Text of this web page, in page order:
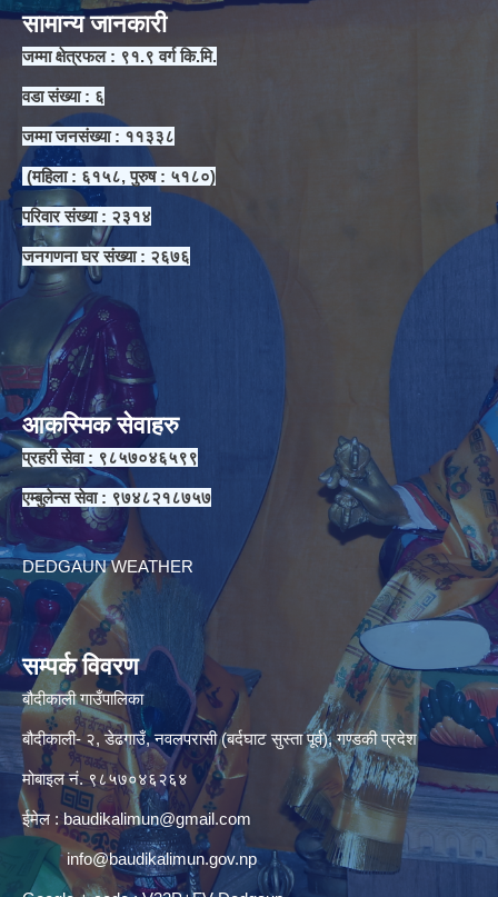
सामान्य जानकारी
जम्मा क्षेत्रफल : ९१.९ वर्ग कि.मि.
वडा संख्या : ६
जम्मा जनसंख्या : ११३३८
(महिला : ६१५८, पुरुष : ५१८०)
परिवार संख्या : २३१४
जनगणना घर संख्या : २६७६
आकस्मिक सेवाहरु
प्रहरी सेवा : ९८५७०४६५९९
एम्बुलेन्स सेवा : ९७४८२१८७५७
DEDGAUN WEATHER
सम्पर्क विवरण
बौदीकाली गाउँपालिका
बौदीकाली- २, डेढगाउँ, नवलपरासी (बर्दघाट सुस्ता पूर्व), गण्डकी प्रदेश
मोबाइल नं. ९८५७०४६२६४
ईमेल : baudikalimun@gmail.com
info@baudikalimun.gov.np